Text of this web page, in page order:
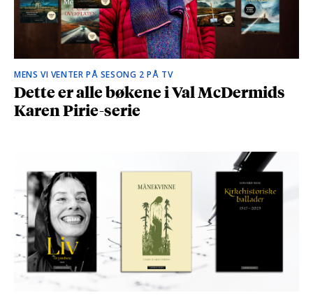
MENS VI VENTER PÅ SESONG 2 PÅ TV
Dette er alle bøkene i Val McDermids
Karen Pirie-serie